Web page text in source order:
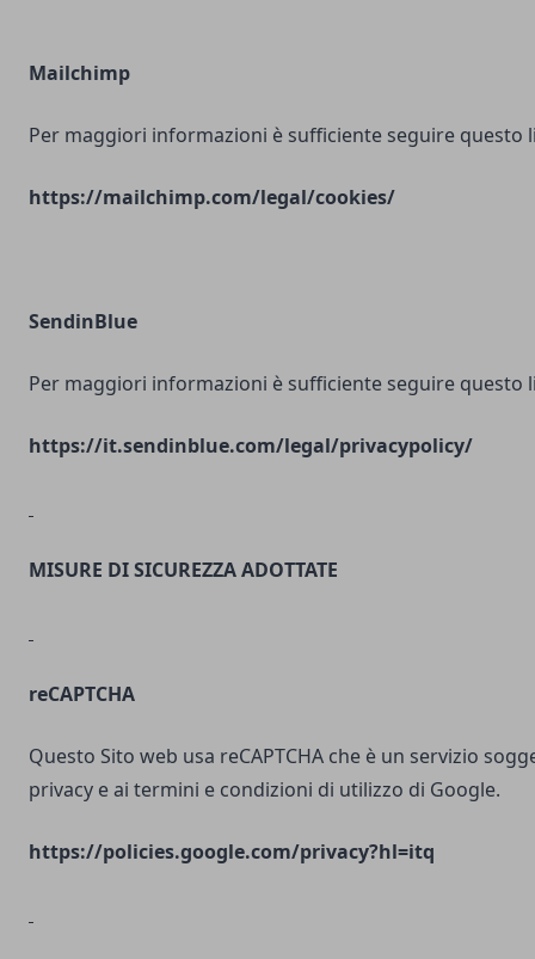
Mailchimp
Per maggiori informazioni è sufficiente seguire questo
https://mailchimp.com/legal/cookies/
SendinBlue
Per maggiori informazioni è sufficiente seguire questo
https://it.sendinblue.com/legal/privacypolicy/
MISURE DI SICUREZZA ADOTTATE
reCAPTCHA
Questo Sito web usa reCAPTCHA che è un servizio
privacy e ai termini e condizioni di utilizzo di Google.
https://policies.google.com/privacy?hl=itq